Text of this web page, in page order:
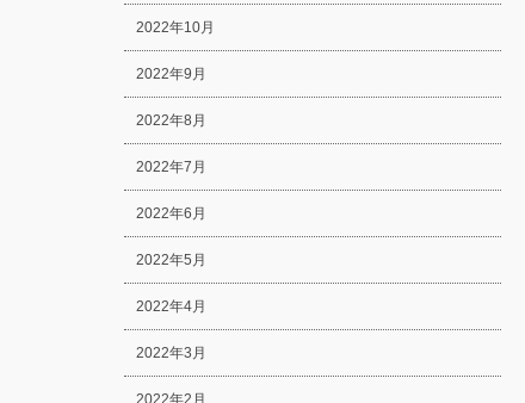
2022年10月
2022年9月
2022年8月
2022年7月
2022年6月
2022年5月
2022年4月
2022年3月
2022年2月